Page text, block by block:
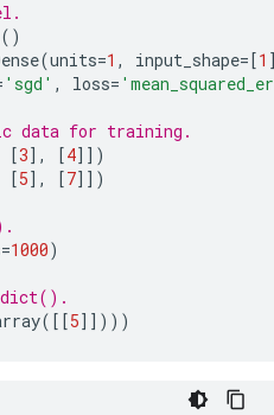
()
(units=1 , input_shape=[1
'sgd' , loss=
data for training.
[3], [4]])
[5], [7]])
=1000)
([[5]])))